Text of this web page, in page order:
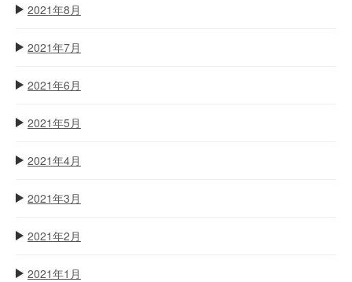
2021年8月
2021年7月
2021年6月
2021年5月
2021年4月
2021年3月
2021年2月
2021年1月